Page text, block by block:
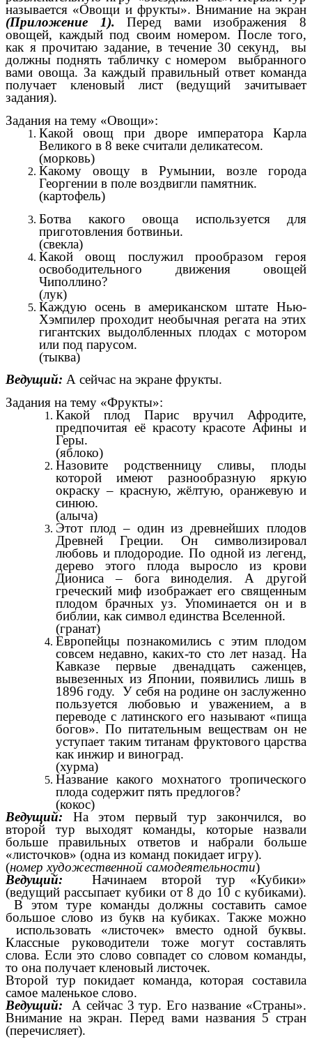
называется «Овощи и фрукты». Внимание на экран
(Приложение 1). Перед вами изображения 8
овощей, каждый под своим номером. После того,
как я прочитаю задание, в течение 30 секунд, вы
должны поднять табличку с номером выбранного
вами овоща. За каждый правильный ответ команда
получает кленовый лист (ведущий зачитывает
задания).
Задания на тему «Овощи»:
Какой овощ при дворе императора Карла
Великого в 8 веке считали деликатесом.
(морковь)
Какому овощу в Румынии, возле города
Георгении в поле воздвигли памятник.
(картофель)
Ботва какого овоща используется для
приготовления ботвиньи.
(свекла)
Какой овощ послужил прообразом героя
освободительного движения овощей
Чиполлино?
(лук)
Каждую осень в американском штате Нью-
Хэмпилер проходит необычная регата на этих
гигантских выдолбленных плодах с мотором
или под парусом.
(тыква)
Ведущий: А сейчас на экране фрукты.
Задания на тему «Фрукты»:
Какой плод Парис вручил Афродите,
предпочитая её красоту красоте Афины и
Геры.
(яблоко)
Назовите родственницу сливы, плоды
которой имеют разнообразную яркую
окраску – красную, жёлтую, оранжевую и
синюю.
(алыча)
Этот плод – один из древнейших плодов
Древней Греции. Он символизировал
любовь и плодородие. По одной из легенд,
дерево этого плода выросло из крови
Диониса – бога виноделия. А другой
греческий миф изображает его священным
плодом брачных уз. Упоминается он и в
библии, как символ единства Вселенной.
(гранат)
Европейцы познакомились с этим плодом
совсем недавно, каких-то сто лет назад. На
Кавказе первые двенадцать саженцев,
вывезенных из Японии, появились лишь в
1896 году. У себя на родине он заслуженно
пользуется любовью и уважением, а в
переводе с латинского его называют «пища
богов». По питательным веществам он не
уступает таким титанам фруктового царства
как инжир и виноград.
(хурма)
Название какого мохнатого тропического
плода содержит пять предлогов?
(кокос)
Ведущий: На этом первый тур закончился, во
второй тур выходят команды, которые назвали
больше правильных ответов и набрали больше
«листочков» (одна из команд покидает игру).
(номер художественной самодеятельности)
Ведущий: Начинаем второй тур «Кубики»
(ведущий рассыпает кубики от 8 до 10 с кубиками).
В этом туре команды должны составить самое
большое слово из букв на кубиках. Также можно
использовать «листочек» вместо одной буквы.
Классные руководители тоже могут составлять
слова. Если это слово совпадет со словом команды,
то она получает кленовый листочек.
Второй тур покидает команда, которая составила
самое маленькое слово.
Ведущий: А сейчас 3 тур. Его название «Страны».
Внимание на экран. Перед вами названия 5 стран
(перечисляет).